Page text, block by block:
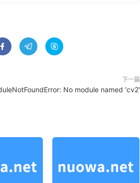
  
下一篇
No module named 'cv2'